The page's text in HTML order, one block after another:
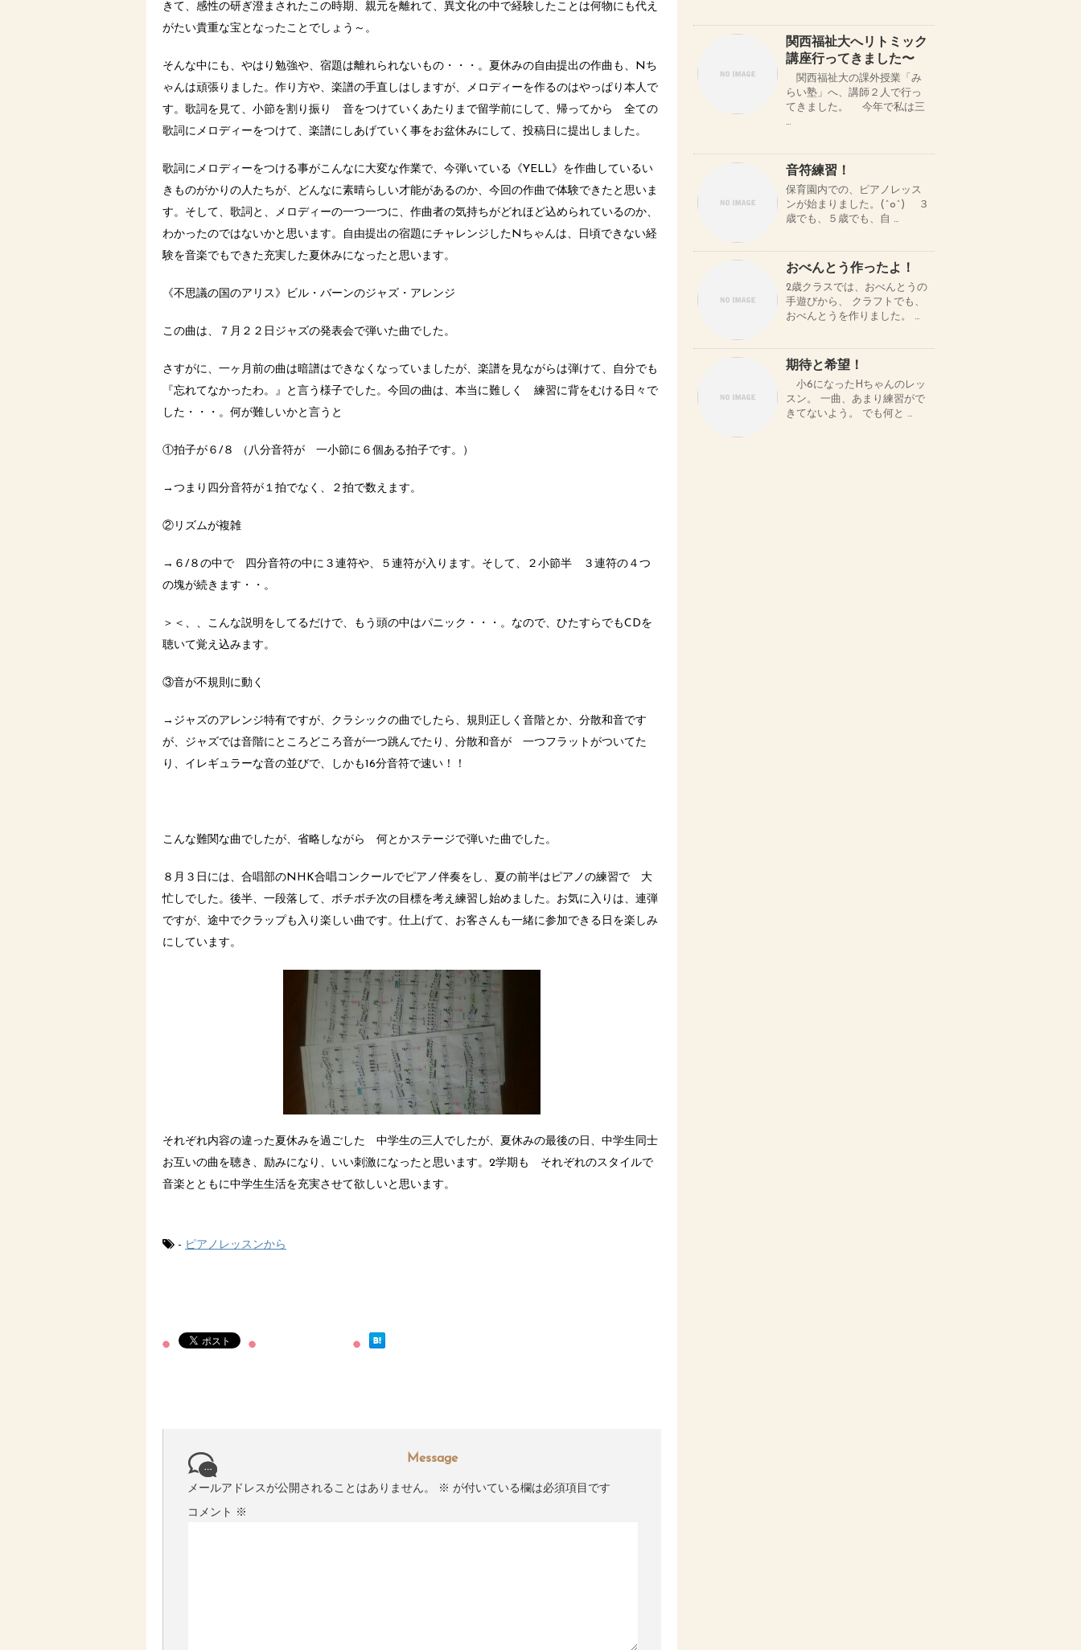
きて、感性の研ぎ澄まされたこの時期、親元を離れて、異文化の中で経験したことは何物にも代え
がたい貴重な宝となったことでしょう～。
そんな中にも、やはり勉強や、宿題は離れられないもの・・・。夏休みの自由提出の作曲も、Nち
ゃんは頑張りました。作り方や、楽譜の手直しはしますが、メロディーを作るのはやっぱり本人で
す。歌詞を見て、小節を割り振り 音をつけていくあたりまで留学前にして、帰ってから 全ての
歌詞にメロディーをつけて、楽譜にしあげていく事をお盆休みにして、投稿日に提出しました。
歌詞にメロディーをつける事がこんなに大変な作業で、今弾いている《YELL》を作曲しているい
きものがかりの人たちが、どんなに素晴らしい才能があるのか、今回の作曲で体験できたと思いま
す。そして、歌詞と、メロディーの一つ一つに、作曲者の気持ちがどれほど込められているのか、
わかったのではないかと思います。自由提出の宿題にチャレンジしたNちゃんは、日頃できない経
験を音楽でもできた充実した夏休みになったと思います。
《不思議の国のアリス》ビル・バーンのジャズ・アレンジ
この曲は、７月２２日ジャズの発表会で弾いた曲でした。
さすがに、一ヶ月前の曲は暗譜はできなくなっていましたが、楽譜を見ながらは弾けて、自分でも
『忘れてなかったわ。』と言う様子でした。今回の曲は、本当に難しく 練習に背をむける日々で
した・・・。何が難しいかと言うと
①拍子が６/８ （八分音符が 一小節に６個ある拍子です。）
→つまり四分音符が１拍でなく、２拍で数えます。
②リズムが複雑
→６/８の中で 四分音符の中に３連符や、５連符が入ります。そして、２小節半 ３連符の４つ
の塊が続きます・・。
＞＜、、こんな説明をしてるだけで、もう頭の中はパニック・・・。なので、ひたすらでもCDを
聴いて覚え込みます。
③音が不規則に動く
→ジャズのアレンジ特有ですが、クラシックの曲でしたら、規則正しく音階とか、分散和音です
が、ジャズでは音階にところどころ音が一つ跳んでたり、分散和音が 一つフラットがついてた
り、イレギュラーな音の並びで、しかも16分音符で速い！！
こんな難関な曲でしたが、省略しながら 何とかステージで弾いた曲でした。
８月３日には、合唱部のNHK合唱コンクールでピアノ伴奏をし、夏の前半はピアノの練習で 大
忙しでした。後半、一段落して、ボチボチ次の目標を考え練習し始めました。お気に入りは、連弾
ですが、途中でクラップも入り楽しい曲です。仕上げて、お客さんも一緒に参加できる日を楽しみ
にしています。
それぞれ内容の違った夏休みを過ごした 中学生の三人でしたが、夏休みの最後の日、中学生同士
お互いの曲を聴き、励みになり、いい刺激になったと思います。2学期も それぞれのスタイルで
音楽とともに中学生生活を充実させて欲しいと思います。
- ピアノレッスンから
Message
メールアドレスが公開されることはありません。 ※ が付いている欄は必須項目です
コメント ※
関西福祉大へリトミック
講座行ってきました〜
関西福祉大の課外授業「み
らい塾」へ、講師２人で行っ
てきました。 今年で私は三
…
音符練習！
保育園内での、ピアノレッス
ンが始まりました。(^o^) ３
歳でも、５歳でも、自 …
おべんとう作ったよ！
2歳クラスでは、おべんとうの
手遊びから、 クラフトでも、
おべんとうを作りました。 …
期待と希望！
小6になったHちゃんのレッ
スン。 一曲、あまり練習がで
きてないよう。 でも何と …